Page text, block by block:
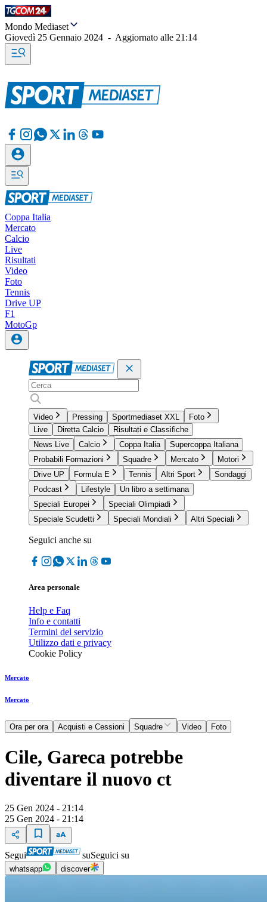
Mondo Mediaset
Giovedì 25 Gennaio 2024 - Aggiornato alle 21:14
Coppa Italia
Mercato
Calcio
Live
Risultati
Video
Foto
Tennis
Drive UP
F1
MotoGp
Video Pressing Sportmediaset XXL
Foto
Live
Diretta Calcio
Risultati e Classifiche
News Live
Calcio Coppa Italia
Supercoppa Italiana
Probabili Formazioni
Squadre Mercato
Motori
Drive UP
Formula E Tennis Altri Sport
Sondaggi
Podcast
Lifestyle
Un libro a settimana
Speciali Europei
Speciali Olimpiadi
Speciale Scudetti
Speciali Mondiali Altri Speciali
Seguici anche su
Area personale
Help e Faq
Info e contatti
Termini del servizio
Utilizzo dati e privacy
Cookie Policy
Mercato
Mercato
Ora per ora Acquisti e Cessioni Squadre Video Foto
Cile, Gareca potrebbe
diventare il nuovo ct
25 Gen 2024 - 21:14
25 Gen 2024 - 21:14
Segui suSeguici su
whatsapp discover